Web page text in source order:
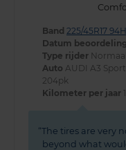
Band 225/45R17
Datum beoordeling
Type rijder Normaal
Auto AUDI A3
204pk
Kilometer per jaar
The tires are very
beyond what